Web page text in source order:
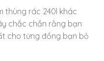
thùng rác 240l khác
chắc chắn rằng bạn
cho từng đồng bạn bỏ